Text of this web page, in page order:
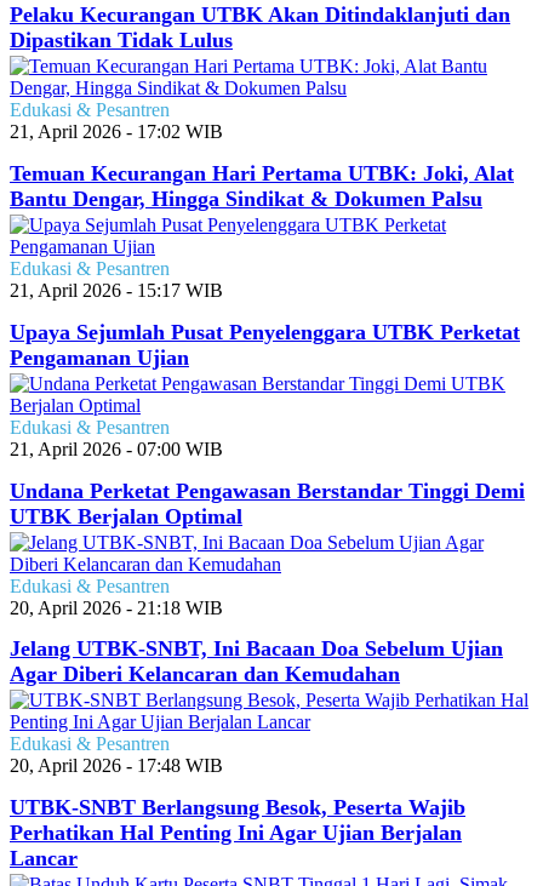
Pelaku Kecurangan UTBK Akan Ditindaklanjuti dan
Dipastikan Tidak Lulus
Edukasi & Pesantren
21, April 2026 - 17:02 WIB
Temuan Kecurangan Hari Pertama UTBK: Joki, Alat
Bantu Dengar, Hingga Sindikat & Dokumen Palsu
Edukasi & Pesantren
21, April 2026 - 15:17 WIB
Upaya Sejumlah Pusat Penyelenggara UTBK Perketat
Pengamanan Ujian
Edukasi & Pesantren
21, April 2026 - 07:00 WIB
Undana Perketat Pengawasan Berstandar Tinggi Demi
UTBK Berjalan Optimal
Edukasi & Pesantren
20, April 2026 - 21:18 WIB
Jelang UTBK-SNBT, Ini Bacaan Doa Sebelum Ujian
Agar Diberi Kelancaran dan Kemudahan
Edukasi & Pesantren
20, April 2026 - 17:48 WIB
UTBK-SNBT Berlangsung Besok, Peserta Wajib
Perhatikan Hal Penting Ini Agar Ujian Berjalan
Lancar